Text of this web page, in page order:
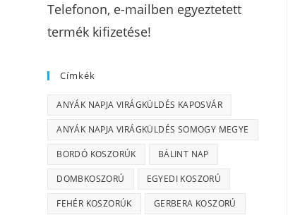
Telefonon, e-mailben egyeztetett
termék kifizetése!
Címkék
ANYÁK NAPJA VIRÁGKÜLDÉS KAPOSVÁR
ANYÁK NAPJA VIRÁGKÜLDÉS SOMOGY MEGYE
BORDÓ KOSZORÚK BÁLINT NAP
DOMBKOSZORÚ EGYEDI KOSZORÚ
FEHÉR KOSZORÚK GERBERA KOSZORÚ